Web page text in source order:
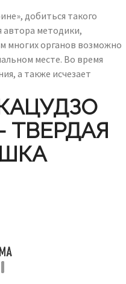
добиться такого
автора методики,
многих органов возможно
месте. Во время
а также исчезает